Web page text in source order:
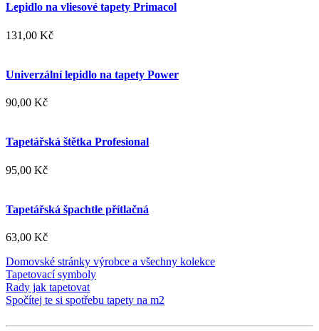
Lepidlo na vliesové tapety Primacol
131,00 Kč
Univerzální lepidlo na tapety Power
90,00 Kč
Tapetářská štětka Profesional
95,00 Kč
Tapetářská špachtle přítlačná
63,00 Kč
Domovské stránky výrobce a všechny kolekce
Tapetovací symboly
Rady jak tapetovat
Spočítej te si spotřebu tapety na m2